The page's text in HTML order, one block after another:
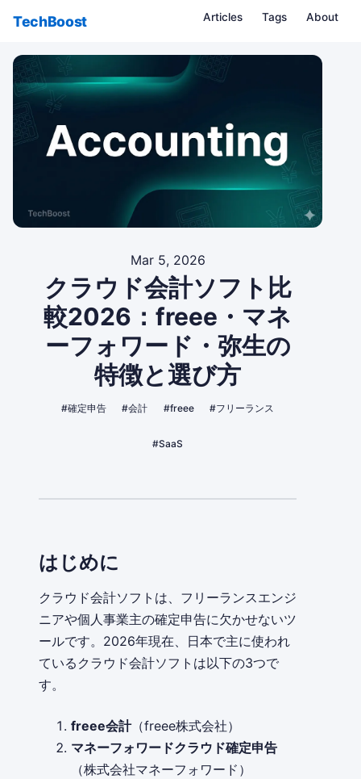
TechBoost Articles Tags About
Mar 5, 2026
クラウド会計ソフト比
較2026：freee・マネ
ーフォワード・弥生の
特徴と選び方
#確定申告 #会計 #freee #フリーランス
#SaaS
はじめに
クラウド会計ソフトは、フリーランスエンジ
ニアや個人事業主の確定申告に欠かせないツ
ールです。2026年現在、日本で主に使われ
ているクラウド会計ソフトは以下の3つで
す。
freee会計（freee株式会社）
マネーフォワードクラウド確定申告
（株式会社マネーフォワード）